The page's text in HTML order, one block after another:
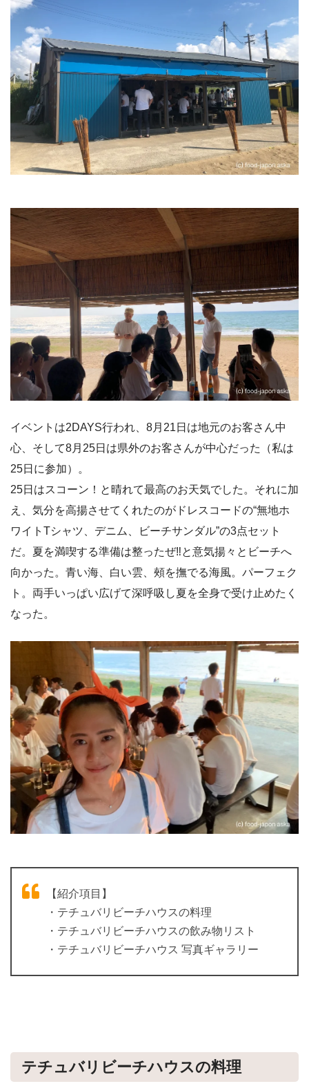
イベントは2DAYS行われ、8月21日は地元のお客さん中
心、そして8月25日は県外のお客さんが中心だった（私は
25日に参加）。
25日はスコーン！と晴れて最高のお天気でした。それに加
え、気分を高揚させてくれたのがドレスコードの“無地ホ
ワイトTシャツ、デニム、ビーチサンダル”の3点セット
だ。夏を満喫する準備は整ったぜ‼️と意気揚々とビーチへ
向かった。青い海、白い雲、頰を撫でる海風。パーフェク
ト。両手いっぱい広げて深呼吸し夏を全身で受け止めたく
なった。
【紹介項目】
・テチュバリビーチハウスの料理
・テチュバリビーチハウスの飲み物リスト
・テチュバリビーチハウス 写真ギャラリー
テチュバリビーチハウスの料理